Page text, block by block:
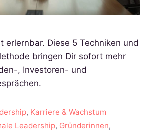
erlernbar. Diese 5 Techniken und
bringen Dir sofort mehr
, Investoren- und
, Karriere & Wachstum
Leadership, Gründerinnen,